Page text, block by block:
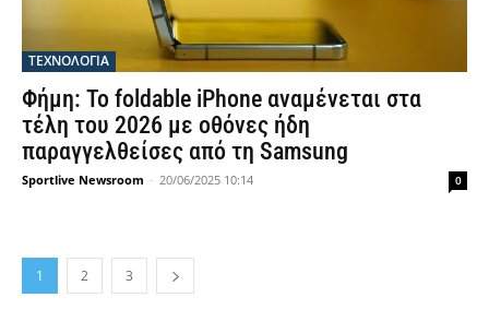
ΤΕΧΝΟΛΟΓΙΑ
Φήμη: Το foldable iPhone αναμένεται στα
τέλη του 2026 με οθόνες ήδη
παραγγελθείσες από τη Samsung
Sportlive Newsroom - 20/06/2025 10:14 0
1 2 3